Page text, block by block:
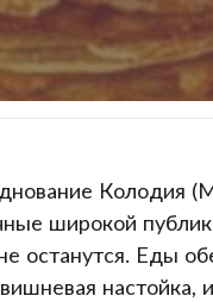
Колодия
широкой
останутся. Еды
настойка,